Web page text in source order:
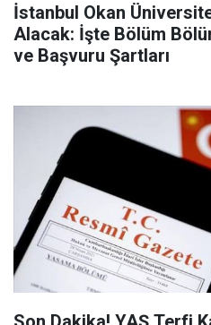
İstanbul Okan
Alacak: İşte Bölüm
ve Başvuru Şartları